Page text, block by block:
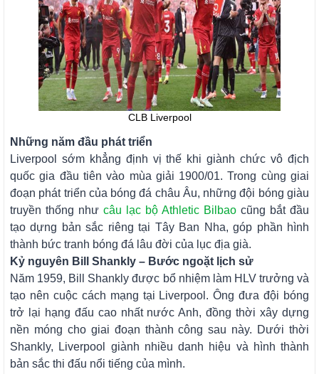
CLB Liverpool
Những năm đầu phát triển
Liverpool sớm khẳng định vị thế khi giành chức vô địch
quốc gia đầu tiên vào mùa giải 1900/01. Trong cùng giai
đoạn phát triển của bóng đá châu Âu, những đội bóng giàu
truyền thống như câu lạc bộ Athletic Bilbao cũng bắt đầu
tạo dựng bản sắc riêng tại Tây Ban Nha, góp phần hình
thành bức tranh bóng đá lâu đời của lục địa già.
Kỷ nguyên Bill Shankly – Bước ngoặt lịch sử
Năm 1959, Bill Shankly được bổ nhiệm làm HLV trưởng và
tạo nên cuộc cách mạng tại Liverpool. Ông đưa đội bóng
trở lại hạng đấu cao nhất nước Anh, đồng thời xây dựng
nền móng cho giai đoạn thành công sau này. Dưới thời
Shankly, Liverpool giành nhiều danh hiệu và hình thành
bản sắc thi đấu nổi tiếng của mình.